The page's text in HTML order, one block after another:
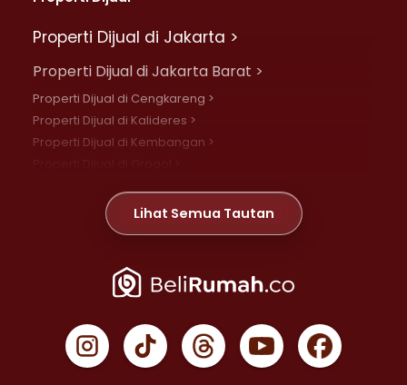
Properti Dijual di Jakarta >
Properti Dijual di Jakarta Barat >
Properti Dijual di Cengkareng >
Properti Dijual di Kalideres >
Properti Dijual di Kembangan >
Properti Dijual di Meruya >
Properti Dijual di Jelambar >
Properti Dijual di Jakarta Pusat >
Properti Dijual di Gambir >
Properti Dijual di Johar Baru >
Lihat Semua Tautan